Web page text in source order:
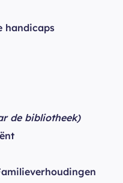
handicaps
de bibliotheek)